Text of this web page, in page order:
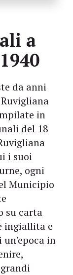
a
da anni
in
del 18
i suoi
ogni
Municipio
su carta
ingiallita e
un'epoca in